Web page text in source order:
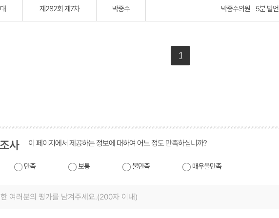
제282회 제7차 박중수 박중수의원 - 5분 발언
1
사 이 페이지에서 제공하는 정보에 대하여 어느 정도 만족하십니까?
만족 보통 불만족 매우불만족